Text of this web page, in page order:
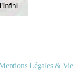
Légales & Vie